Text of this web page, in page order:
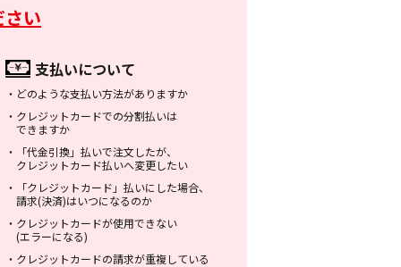
い
支払いについて
・ どのような支払い方法がありますか
・ クレジットカードでの分割払いは
できますか
・
「代金引換」払いで注文したが、
クレジットカード払いへ変更したい
・
「クレジットカード」払いにした場合、
請求(決済)はいつになるのか
・ クレジットカードが使用できない
(エラーになる)
・ クレジットカードの請求が重複している